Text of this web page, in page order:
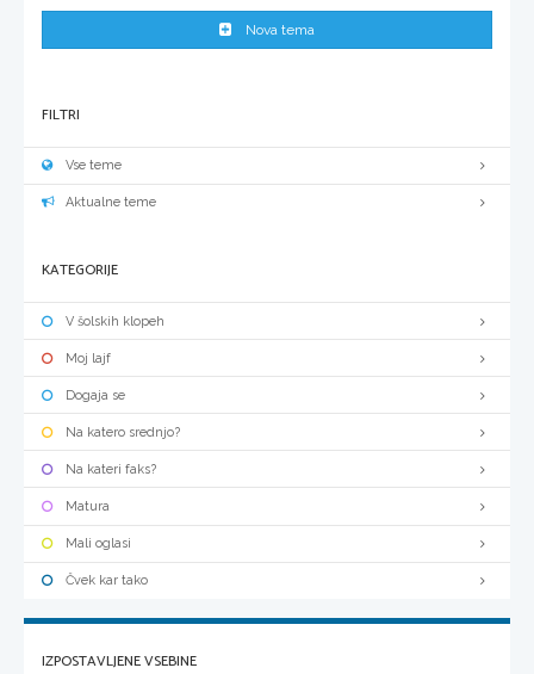
Nova tema
FILTRI
Vse teme
Aktualne teme
KATEGORIJE
V šolskih klopeh
Moj lajf
Dogaja se
Na katero srednjo?
Na kateri faks?
Matura
Mali oglasi
Čvek kar tako
IZPOSTAVLJENE VSEBINE